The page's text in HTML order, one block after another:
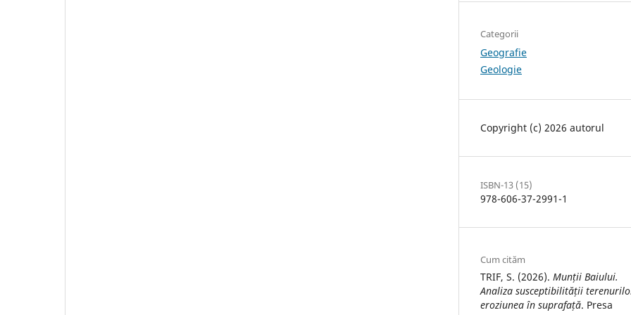
Categorii
Geografie
Geologie
Copyright (c) 2026 autorul
ISBN-13 (15)
978-606-37-2991-1
Cum cităm
TRIF, S. (2026). Munții Baiului.
Analiza susceptibilității
eroziunea în suprafață. Presa